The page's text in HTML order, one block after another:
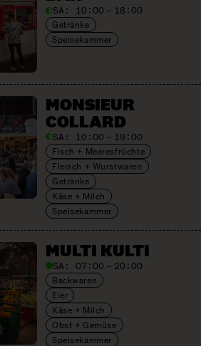
SA: 10:00 – 18:00
Getränke
Speisekammer
MONSIEUR
COLLARD
SA: 10:00 – 19:00
Fisch + Meeresfrüchte
Fleisch + Wurstwaren
Getränke
Käse + Milch
Speisekammer
MULTI KULTI
SA:07:00 – 20:00
Backwaren
Eier
Käse + Milch
Obst + Gemüse
Speisekammer